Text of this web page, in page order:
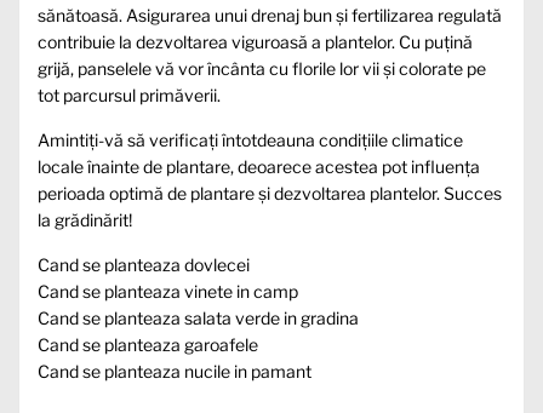
sănătoasă. Asigurarea unui drenaj bun și fertilizarea regulată
contribuie la dezvoltarea viguroasă a plantelor. Cu puțină
grijă, panselele vă vor încânta cu florile lor vii și colorate pe
tot parcursul primăverii.
Amintiți-vă să verificați întotdeauna condițiile climatice
locale înainte de plantare, deoarece acestea pot influența
perioada optimă de plantare și dezvoltarea plantelor. Succes
la grădinărit!
Cand se planteaza dovlecei
Cand se planteaza vinete in camp
Cand se planteaza salata verde in gradina
Cand se planteaza garoafele
Cand se planteaza nucile in pamant